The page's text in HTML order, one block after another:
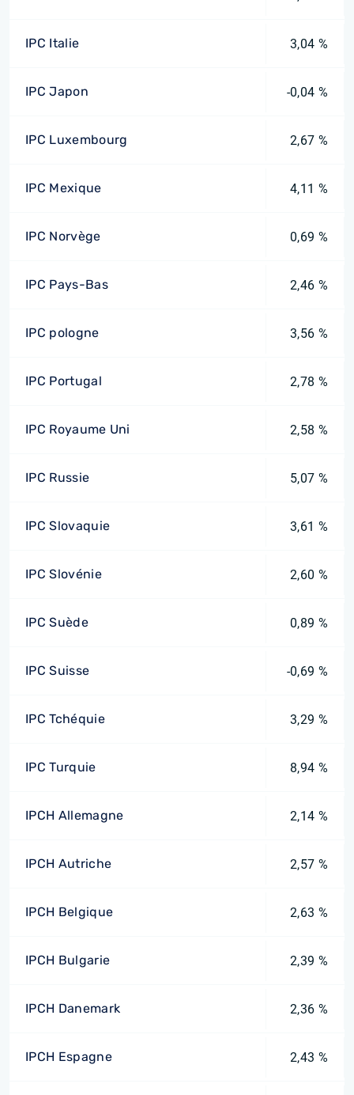
IPC Italie 3,04 %
IPC Japon -0,04 %
IPC Luxembourg 2,67 %
IPC Mexique 4,11 %
IPC Norvège 0,69 %
IPC Pays-Bas 2,46 %
IPC pologne 3,56 %
IPC Portugal 2,78 %
IPC Royaume Uni 2,58 %
IPC Russie 5,07 %
IPC Slovaquie 3,61 %
IPC Slovénie 2,60 %
IPC Suède 0,89 %
IPC Suisse -0,69 %
IPC Tchéquie 3,29 %
IPC Turquie 8,94 %
IPCH Allemagne 2,14 %
IPCH Autriche 2,57 %
IPCH Belgique 2,63 %
IPCH Bulgarie 2,39 %
IPCH Danemark 2,36 %
IPCH Espagne 2,43 %